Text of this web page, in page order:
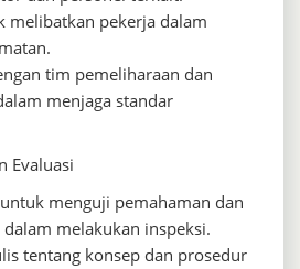
melibatkan pekerja dalam
tim pemeliharaan dan
menjaga standar
Evaluasi
menguji pemahaman dan
melakukan inspeksi.
tentang konsep dan prosedur